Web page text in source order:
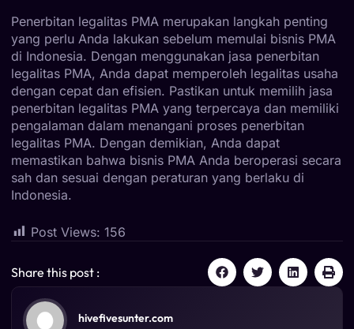
Penerbitan legalitas PMA merupakan langkah penting
yang perlu Anda lakukan sebelum memulai bisnis PMA
di Indonesia. Dengan menggunakan jasa penerbitan
legalitas PMA, Anda dapat memperoleh legalitas usaha
dengan cepat dan efisien. Pastikan untuk memilih jasa
penerbitan legalitas PMA yang terpercaya dan memiliki
pengalaman dalam menangani proses penerbitan
legalitas PMA. Dengan demikian, Anda dapat
memastikan bahwa bisnis PMA Anda beroperasi secara
sah dan sesuai dengan peraturan yang berlaku di
Indonesia.
Post Views: 156
Share this post :
hivefivesunter.com